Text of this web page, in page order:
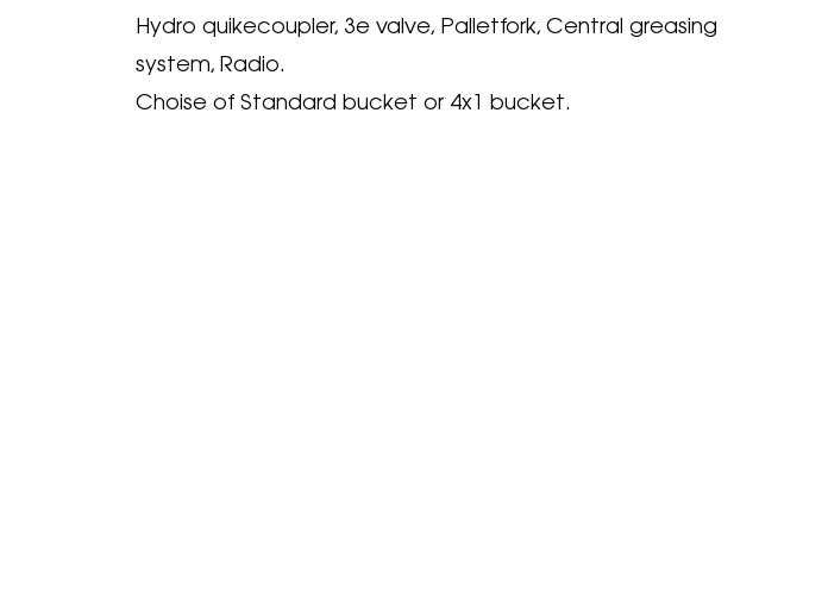
Hydro quikecoupler, 3e valve, Palletfork, Central greasing
system, Radio.
Choise of Standard bucket or 4x1 bucket.